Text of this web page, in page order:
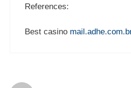
References:
Best casino